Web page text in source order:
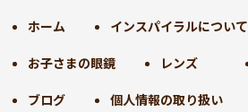
2024年9月(30)
2024年7月(31)
2024年6月(30)
ホーム インスパイラルについて
お子さまの眼鏡 レンズ
ブログ 個人情報の取り扱い